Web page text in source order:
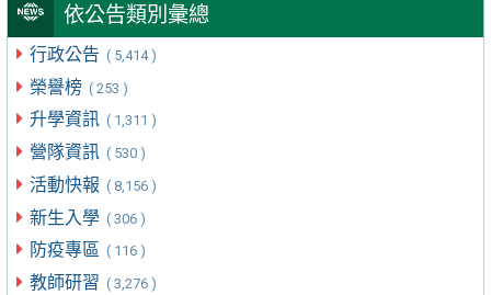
依公告類別彙總
行政公告 ( 5,414 )
榮譽榜 ( 253 )
升學資訊 ( 1,311 )
營隊資訊 ( 530 )
活動快報 ( 8,156 )
新生入學 ( 306 )
防疫專區 ( 116 )
教師研習 ( 3,276 )